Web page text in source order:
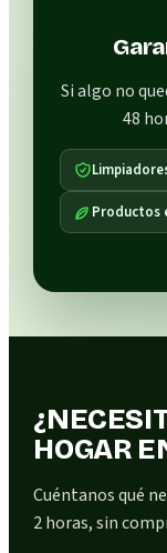
Si algo no
48
Productos
HOGAR
Cuéntanos qué
2 horas, sin